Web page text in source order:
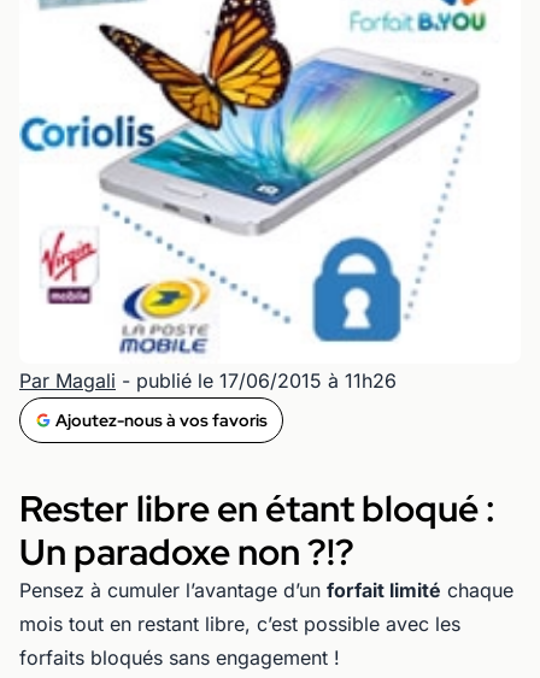
Par Magali - publié le 17/06/2015 à 11h26
Ajoutez-nous à vos favoris
Rester libre en étant bloqué :
Un paradoxe non ?!?
Pensez à cumuler l’avantage d’un forfait limité chaque
mois tout en restant libre, c’est possible avec les
forfaits bloqués sans engagement !